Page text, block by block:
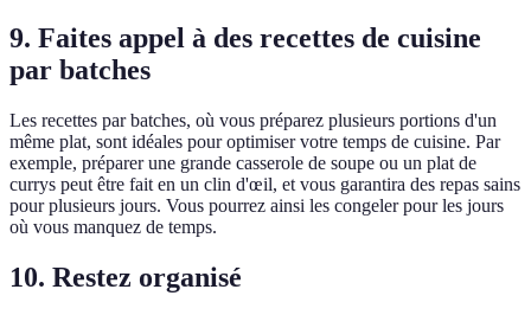
9. Faites appel à des recettes de cuisine
par batches
Les recettes par batches, où vous préparez plusieurs portions d'un
même plat, sont idéales pour optimiser votre temps de cuisine. Par
exemple, préparer une grande casserole de soupe ou un plat de
currys peut être fait en un clin d'œil, et vous garantira des repas sains
pour plusieurs jours. Vous pourrez ainsi les congeler pour les jours
où vous manquez de temps.
10. Restez organisé